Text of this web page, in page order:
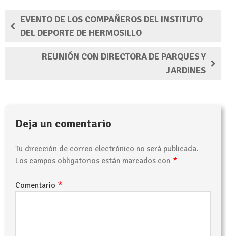
EVENTO DE LOS COMPAÑEROS DEL INSTITUTO
DEL DEPORTE DE HERMOSILLO
REUNIÓN CON DIRECTORA DE PARQUES Y
JARDINES
Deja un comentario
Tu dirección de correo electrónico no será publicada.
Los campos obligatorios están marcados con *
Comentario *